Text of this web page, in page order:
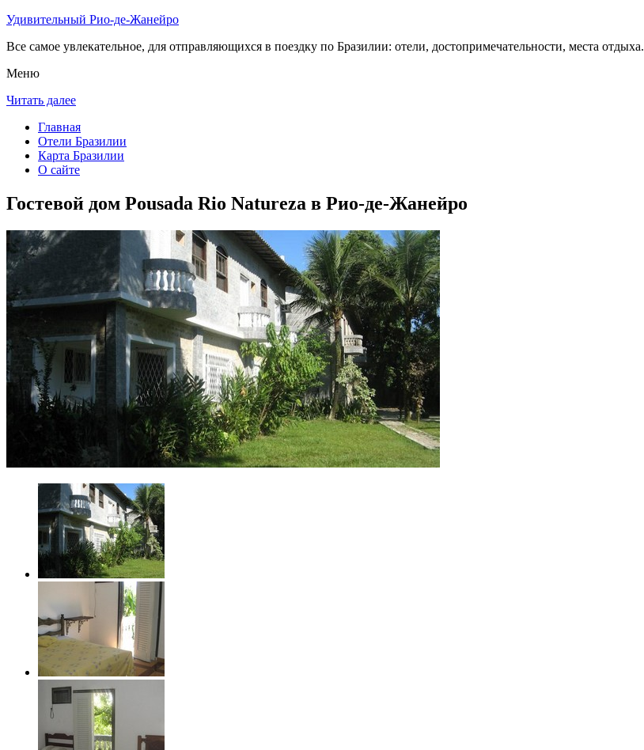
Удивительный Рио-де-Жанейро
Все самое увлекательное, для отправляющихся в поездку по Бразилии: отели, достопримечательности, места отдыха.
Меню
Читать далее
Главная
Отели Бразилии
Карта Бразилии
О сайте
Гостевой дом Pousada Rio Natureza в Рио-де-Жанейро